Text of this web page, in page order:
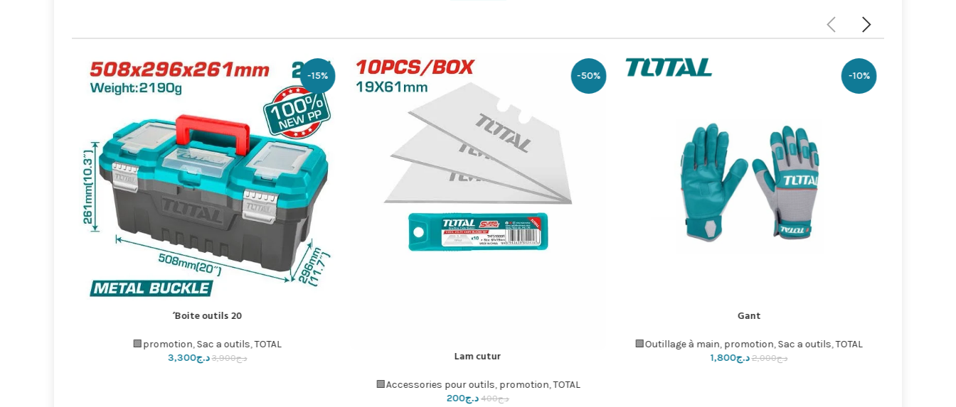
-10%
Gant
Outillage à main, promotion,Sac a outils,TOTAL🟩
د.ج2,000 د.ج1,800
-50%
Lam cutur
Accessories pour outils, promotion,TOTAL🟩
د.ج400 د.ج200
-15%
Boite outils 20’
promotion,Sac a outils,TOTAL🟩
د.ج3,900 د.ج3,300